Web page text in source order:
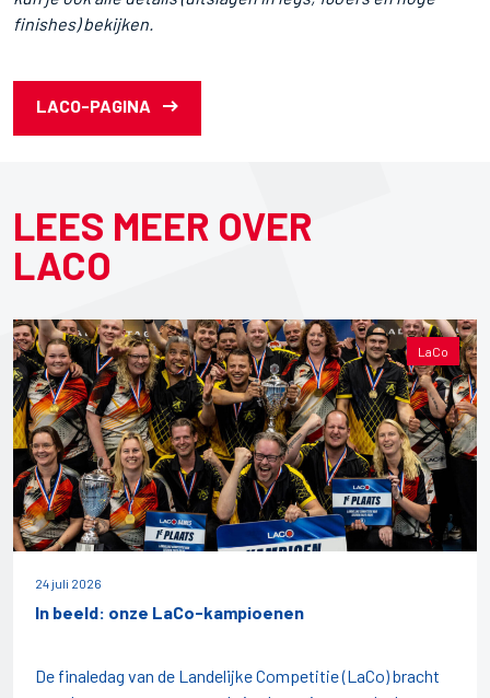
finishes) bekijken.
LACO-PAGINA
LEES MEER OVER
LACO
LaCo
24 juli 2026
In beeld: onze LaCo-kampioenen
De finaledag van de Landelijke Competitie (LaCo) bracht